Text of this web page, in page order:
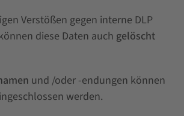
Verstößen gegen interne DLP
diese Daten auch gelöscht
und /oder -endungen können
werden.